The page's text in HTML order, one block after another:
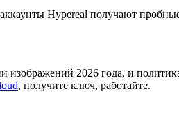
Hypereal получают
изображений 2026 года, и
, получите ключ, работайте.